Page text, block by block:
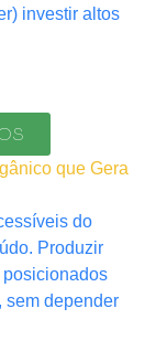
investir altos
que Gera
do
Produzir
sem depender